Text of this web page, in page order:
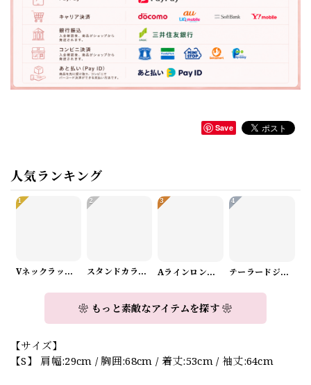
Save
人気ランキング
1
Vネックラップデザインニット（3color） A1008
2
スタンドカラーロングスリーブリボンブラウス（3color） A1126
3
Aラインロングワンピース（2color） A0908
4
テーラードジャケット＆ワイドパンツスーツwithスカーフ A0987
❀ もっと素敵なアイテムを探す ❀
【サイズ】
【S】 肩幅:29cm / 胸囲:68cm / 着丈:53cm / 袖丈:64cm